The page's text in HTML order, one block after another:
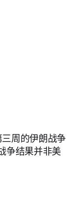
周的伊朗战争
争结果并非美